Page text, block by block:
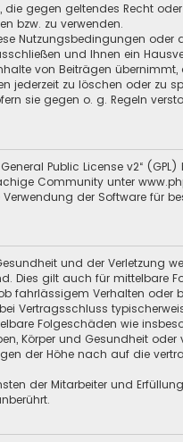
gegen geltendes Recht
bzw. zu verwenden.
Nutzungsbedingungen
und Ihnen ein
von Beiträgen
jederzeit zu löschen oder zu
sie gegen o. g. Regeln
General Public License v2“
Community unter
der Software für
und der
Dies gilt auch für mittelbare
fahrlässigem Verhalten oder
Vertragsschluss
Folgeschäden wie
Körper und Gesundheit
der Höhe nach auf die
der Mitarbeiter und